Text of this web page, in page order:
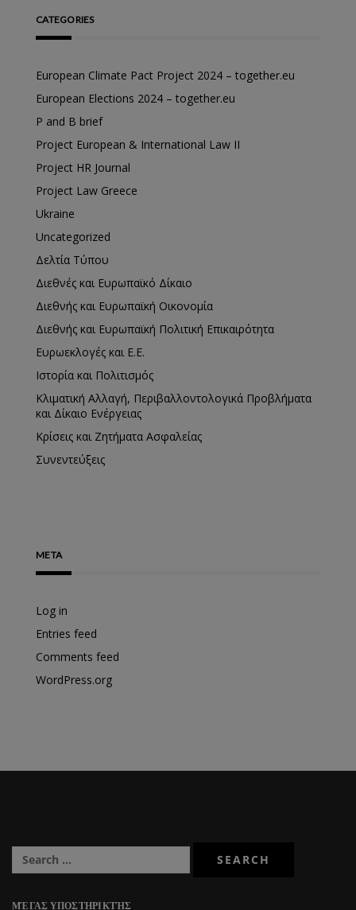
CATEGORIES
European Climate Pact Project 2024 – together.eu
European Elections 2024 – together.eu
P and B brief
Project European & International Law II
Project HR Journal
Project Law Greece
Ukraine
Uncategorized
Δελτία Τύπου
Διεθνές και Ευρωπαϊκό Δίκαιο
Διεθνής και Ευρωπαϊκή Οικονομία
Διεθνής και Ευρωπαϊκή Πολιτική Επικαιρότητα
Ευρωεκλογές και Ε.Ε.
Ιστορία και Πολιτισμός
Κλιματική Αλλαγή, Περιβαλλοντολογικά Προβλήματα
και Δίκαιο Ενέργειας
Κρίσεις και Ζητήματα Ασφαλείας
Συνεντεύξεις
META
Log in
Entries feed
Comments feed
WordPress.org
ΜΈΓΑΣ ΥΠΟΣΤΗΡΙΚΤΉΣ